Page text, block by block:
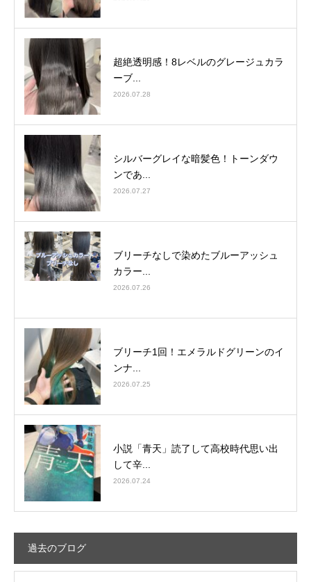
超絶透明感！8レベルのグレージュカラ
ーブ...
2026.07.28
シルバーグレイな暗髪色！トーンダウ
ンであ...
2026.07.27
ブリーチなしで染めたブルーアッシュ
カラー...
2026.07.26
ブリーチ1回！エメラルドグリーンのイ
ンナ...
2026.07.25
小説「青天」読了して高校時代思い出
して辛...
2026.07.24
過去のブログ